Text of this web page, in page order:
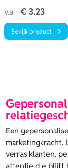
v.a. € 3.23
Bekijk product
Een
marketingkracht.
verras klanten,
attentie die blijft